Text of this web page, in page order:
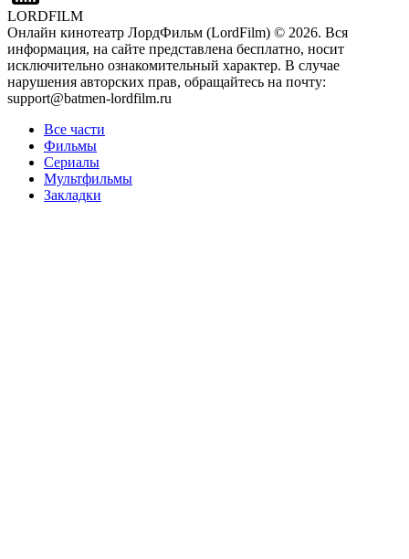
LORDFILM
Онлайн кинотеатр ЛордФильм (LordFilm) © 2026. Вся
информация, на сайте представлена бесплатно, носит
исключительно ознакомительный характер. В случае
нарушения авторских прав, обращайтесь на почту:
support@batmen-lordfilm.ru
Все части
Фильмы
Сериалы
Мультфильмы
Закладки